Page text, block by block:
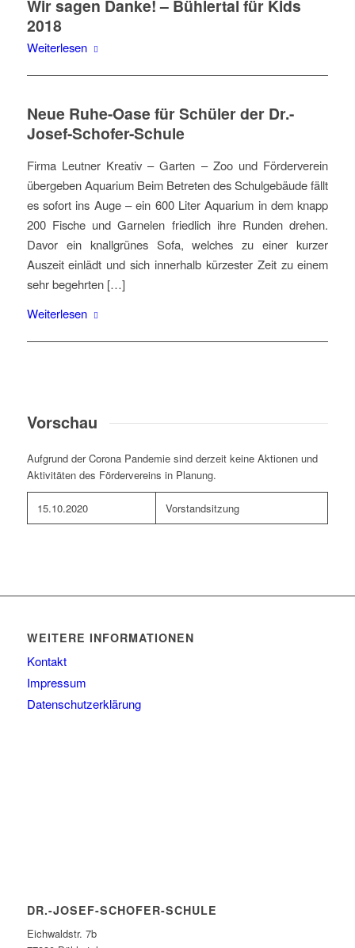
Wir sagen Danke! – Bühlertal für Kids
2018
Weiterlesen
Neue Ruhe-Oase für Schüler der Dr.-
Josef-Schofer-Schule
Firma Leutner Kreativ – Garten – Zoo und Förderverein
übergeben Aquarium Beim Betreten des Schulgebäude fällt
es sofort ins Auge – ein 600 Liter Aquarium in dem knapp
200 Fische und Garnelen friedlich ihre Runden drehen.
Davor ein knallgrünes Sofa, welches zu einer kurzer
Auszeit einlädt und sich innerhalb kürzester Zeit zu einem
sehr begehrten […]
Weiterlesen
Vorschau
Aufgrund der Corona Pandemie sind derzeit keine Aktionen und
Aktivitäten des Fördervereins in Planung.
15.10.2020 Vorstandsitzung
WEITERE INFORMATIONEN
Kontakt
Impressum
Datenschutzerklärung
DR.-JOSEF-SCHOFER-SCHULE
Eichwaldstr. 7b